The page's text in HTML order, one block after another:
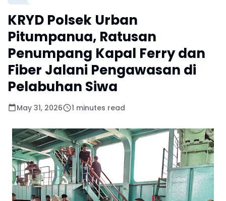
KRYD Polsek Urban
Pitumpanua, Ratusan
Penumpang Kapal Ferry dan
Fiber Jalani Pengawasan di
Pelabuhan Siwa
May 31, 2026 1 minutes read